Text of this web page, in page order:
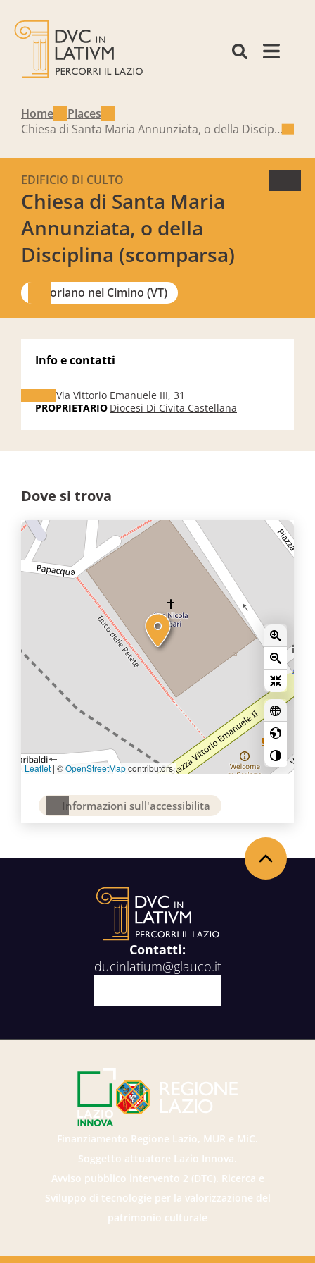
Home
Places
Chiesa di Santa Maria Annunziata, o della Disciplina (scomparsa)
Chiesa di Santa Maria
Annunziata, o della
Disciplina (scomparsa)
EDIFICIO DI CULTO
Soriano nel Cimino (VT)
Info e contatti
Via Vittorio Emanuele III, 31
PROPRIETARIO Diocesi Di Civita Castellana
Dove si trova
Leaflet | ©OpenStreetMapcontributors
Informazioni sull'accessibilita
Contatti:
ducinlatium@glauco.it
Finanziamento Regione Lazio, MUR e MiC.
Soggetto attuatore Lazio Innova.
Avviso pubblico intervento 2 (DTC). Ricerca e
Sviluppo di tecnologie per la valorizzazione del
patrimonio culturale
Back to the top